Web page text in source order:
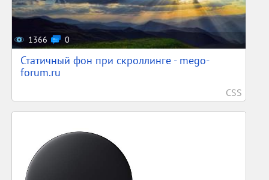
1366 0
Статичный фон при скроллинге - mego-
forum.ru
CSS